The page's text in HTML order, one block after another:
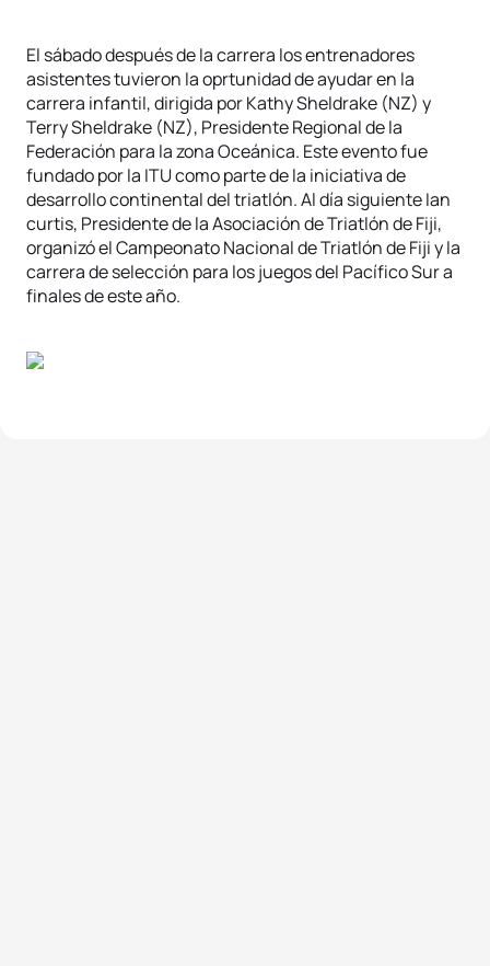
El sábado después de la carrera los entrenadores
asistentes tuvieron la oprtunidad de ayudar en la
carrera infantil, dirigida por Kathy Sheldrake (NZ) y
Terry Sheldrake (NZ), Presidente Regional de la
Federación para la zona Oceánica. Este evento fue
fundado por la ITU como parte de la iniciativa de
desarrollo continental del triatlón. Al día siguiente Ian
curtis, Presidente de la Asociación de Triatlón de Fiji,
organizó el Campeonato Nacional de Triatlón de Fiji y la
carrera de selección para los juegos del Pacífico Sur a
finales de este año.